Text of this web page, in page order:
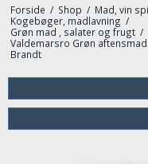
Forside / Shop / Mad, vin
Kogebøger, madlavning /
Grøn mad , salater og frugt /
Valdemarsro Grøn
Brandt